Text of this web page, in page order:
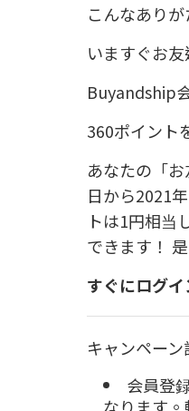
こんなあり
いますぐお
Buyandship
360ポイント
あなたの「
日から2021
トは1円相当
できます！
すぐにログ
キャンペーン
会員登